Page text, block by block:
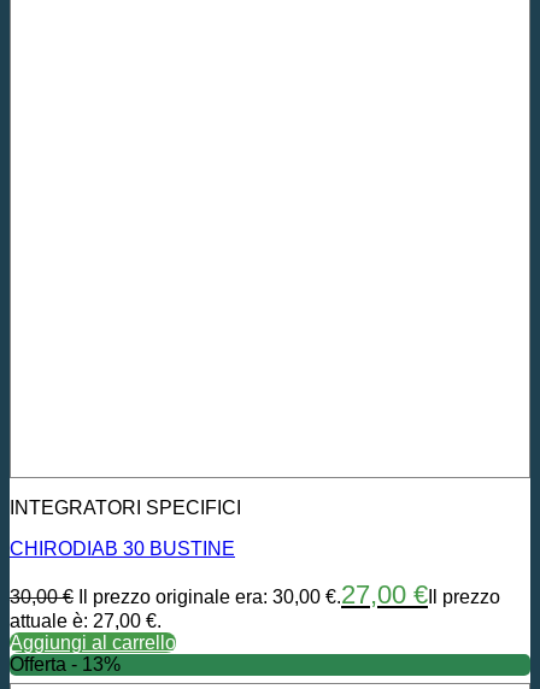
INTEGRATORI SPECIFICI
CHIRODIAB 30 BUSTINE
30,00€ Il prezzo originale era: 30,00 €.27,00 € Il prezzo
attuale è: 27,00 €.
Aggiungi al carrello
Offerta - 13%